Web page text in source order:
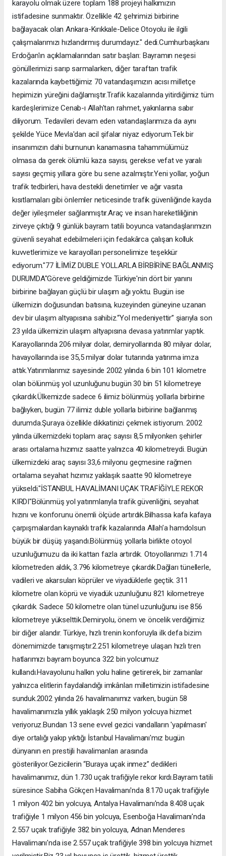
karayolu olmak üzere toplam 188 projeyi halkımızın
istifadesine sunmaktır. Özellikle 42 şehrimizi birbirine
bağlayacak olan Ankara-Kırıkkale-Delice Otoyolu ile ilgili
çalışmalarımızı hızlandırmış durumdayız." dedi.Cumhurbaşkanı
Erdoğan'ın açıklamalarından satır başları: Bayramın neşesi
gönüllerimizi sarıp sarmalarken, diğer taraftan trafik
kazalarında kaybettiğimiz 70 vatandaşımızın acısı milletçe
hepimizin yüreğini dağlamıştır.Trafik kazalarında yitirdiğimiz tüm
kardeşlerimize Cenab-ı Allah'tan rahmet, yakınlarına sabır
diliyorum. Tedavileri devam eden vatandaşlarımıza da aynı
şekilde Yüce Mevla'dan acil şifalar niyaz ediyorum.Tek bir
insanımızın dahi burnunun kanamasına tahammülümüz
olmasa da gerek ölümlü kaza sayısı, gerekse vefat ve yaralı
sayısı geçmiş yıllara göre bu sene azalmıştır.Yeni yollar, yoğun
trafik tedbirleri, hava destekli denetimler ve ağır vasıta
kısıtlamaları gibi önlemler neticesinde trafik güvenliğinde kayda
değer iyileşmeler sağlanmıştır.Araç ve insan hareketliliğinin
zirveye çıktığı 9 günlük bayram tatili boyunca vatandaşlarımızın
güvenli seyahat edebilmeleri için fedakârca çalışan kolluk
kuvvetlerimize ve karayolları personelimize teşekkür
ediyorum."77 İLİMİZ DUBLE YOLLARLA BİRBİRİNE BAĞLANMIŞ
DURUMDA"Göreve geldiğimizde Türkiye'nin dört bir yanını
birbirine bağlayan güçlü bir ulaşım ağı yoktu. Bugün ise
ülkemizin doğusundan batısına, kuzeyinden güneyine uzanan
dev bir ulaşım altyapısına sahibiz.“Yol medeniyettir” şiarıyla son
23 yılda ülkemizin ulaşım altyapısına devasa yatırımlar yaptık.
Karayollarında 206 milyar dolar, demiryollarında 80 milyar dolar,
havayollarında ise 35,5 milyar dolar tutarında yatırıma imza
attık.Yatırımlarımız sayesinde 2002 yılında 6 bin 101 kilometre
olan bölünmüş yol uzunluğunu bugün 30 bin 51 kilometreye
çıkardık.Ülkemizde sadece 6 ilimiz bölünmüş yollarla birbirine
bağlıyken, bugün 77 ilimiz duble yollarla birbirine bağlanmış
durumda.Şuraya özellikle dikkatinizi çekmek istiyorum. 2002
yılında ülkemizdeki toplam araç sayısı 8,5 milyonken şehirler
arası ortalama hızımız saatte yalnızca 40 kilometreydi. Bugün
ülkemizdeki araç sayısı 33,6 milyonu geçmesine rağmen
ortalama seyahat hızımız yaklaşık saatte 90 kilometreye
yükseldi."İSTANBUL HAVALİMANI UÇAK TRAFİĞİYLE REKOR
KIRDI"Bölünmüş yol yatırımlarıyla trafik güvenliğini, seyahat
hızını ve konforunu önemli ölçüde artırdık.Bilhassa kafa kafaya
çarpışmalardan kaynaklı trafik kazalarında Allah’a hamdolsun
büyük bir düşüş yaşandı.Bölünmüş yollarla birlikte otoyol
uzunluğumuzu da iki kattan fazla artırdık. Otoyollarımızı 1.714
kilometreden aldık, 3.796 kilometreye çıkardık.Dağları tünellerle,
vadileri ve akarsuları köprüler ve viyadüklerle geçtik. 311
kilometre olan köprü ve viyadük uzunluğunu 821 kilometreye
çıkardık. Sadece 50 kilometre olan tünel uzunluğunu ise 856
kilometreye yükselttik.Demiryolu, önem ve öncelik verdiğimiz
bir diğer alandır. Türkiye, hızlı trenin konforuyla ilk defa bizim
dönemimizde tanışmıştır.2.251 kilometreye ulaşan hızlı tren
hatlarımızı bayram boyunca 322 bin yolcumuz
kullandı.Havayolunu halkın yolu haline getirerek, bir zamanlar
yalnızca elitlerin faydalandığı imkânları milletimizin istifadesine
sunduk.2002 yılında 26 havalimanımız varken, bugün 58
havalimanımızla yıllık yaklaşık 250 milyon yolcuya hizmet
veriyoruz.Bundan 13 sene evvel gezici vandalların 'yapılmasın'
diye ortalığı yakıp yıktığı İstanbul Havalimanı'mız bugün
dünyanın en prestijli havalimanları arasında
gösteriliyor.Gezicilerin “Buraya uçak inmez” dedikleri
havalimanımız, dün 1.730 uçak trafiğiyle rekor kırdı.Bayram tatili
süresince Sabiha Gökçen Havalimanı'nda 8.170 uçak trafiğiyle
1 milyon 402 bin yolcuya, Antalya Havalimanı'nda 8.408 uçak
trafiğiyle 1 milyon 456 bin yolcuya, Esenboğa Havalimanı'nda
2.557 uçak trafiğiyle 382 bin yolcuya, Adnan Menderes
Havalimanı'nda ise 2.557 uçak trafiğiyle 398 bin yolcuya hizmet